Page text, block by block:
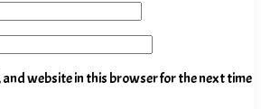
and website in this browser for the next time